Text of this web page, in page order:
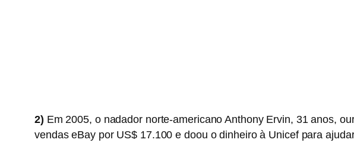
2) Em 2005, o nadador norte-americano Anthony Ervin, 31 anos,
vendas eBay por US$ 17.100 e doou o dinheiro à Unicef para